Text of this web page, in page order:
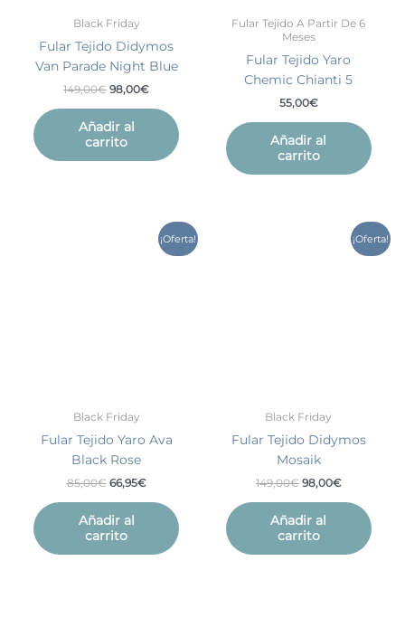
Black Friday
Fular Tejido Didymos
Van Parade Night Blue
149,00€ 98,00€
Añadir al
carrito
Fular Tejido A Partir De 6
Meses
Fular Tejido Yaro
Chemic Chianti 5
55,00€
Añadir al
carrito
¡Oferta!
Black Friday
Fular Tejido Yaro Ava
Black Rose
85,00€ 66,95€
precio
Añadir al
carrito
¡Oferta!
Black Friday
Fular Tejido Didymos
Mosaik
149,00€ 98,00€
precio
Añadir al
carrito